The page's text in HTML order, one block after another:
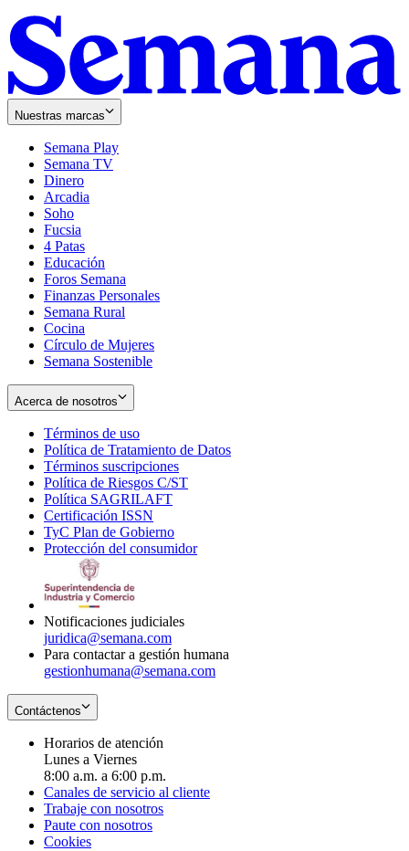
Nuestras marcas
Semana Play
Semana TV
Dinero
Arcadia
Soho
in
new
window
Fucsia
in
new
window
4 Patas
Educación
Foros Semana
Finanzas Personales
Semana Rural
Cocina
Círculo de Mujeres
Semana Sostenible
Acerca de nosotros
Términos de uso
in
new
window
Política de Tratamiento de Datos
Términos suscripciones
in
Política de Riesgos C/ST
Política SAGRILAFT
new
window
Certificación ISSN
in
new
TyC Plan de Gobierno
in
Protección del consumidorOpens
Notificaciones judiciales
juridica@semana.com
Para contactar a gestión humana
gestionhumana@semana.com
Contáctenos
Horarios de atención
Lunes a Viernes
8:00 a.m. a 6:00 p.m.
Canales de servicio al cliente
Trabaje con nosotros
Paute con nosotros
Cookies